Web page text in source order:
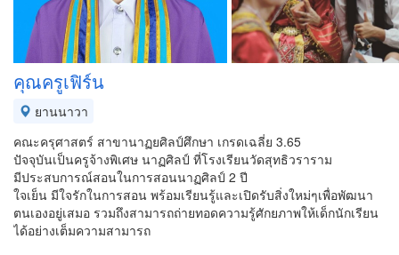
คุณครูเฟิร์น
ยานนาวา
คณะครุศาสตร์ สาขานาฏยศิลป์ศึกษา เกรดเฉลี่ย 3.65
ปัจจุบันเป็นครูจ้างพิเศษ นาฏศิลป์ ที่โรงเรียนวัดสุทธิวราราม
มีประสบการณ์สอนในการสอนนาฏศิลป์ 2 ปี
ใจเย็น มีใจรักในการสอน พร้อมเรียนรู้และเปิดรับสิ่งใหม่ๆเพื่อพัฒนา
ตนเองอยู่เสมอ รวมถึงสามารถถ่ายทอดความรู้ศักยภาพให้เด็กนักเรียน
ได้อย่างเต็มความสามารถ